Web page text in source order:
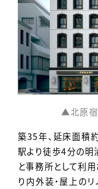
▲北原宿
築35年、延床面積
駅より徒歩4分の明
と事務所として利用
り内外装・屋上の